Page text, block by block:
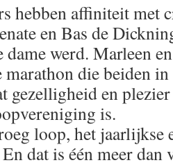
hebben affiniteit met
en Bas de
dame werd. Marleen
marathon die beiden
en
is.
loop, het jaarlijkse
dat is één meer